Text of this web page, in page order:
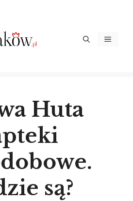
Menu
Huta
są?